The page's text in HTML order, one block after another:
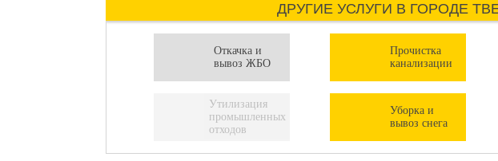
ДРУГИЕ УСЛУГИ В ГОРОДЕ
Откачка и
вывоз ЖБО
Прочистка
канализации
Утилизация
промышленных
отходов
Уборка и
вывоз снега